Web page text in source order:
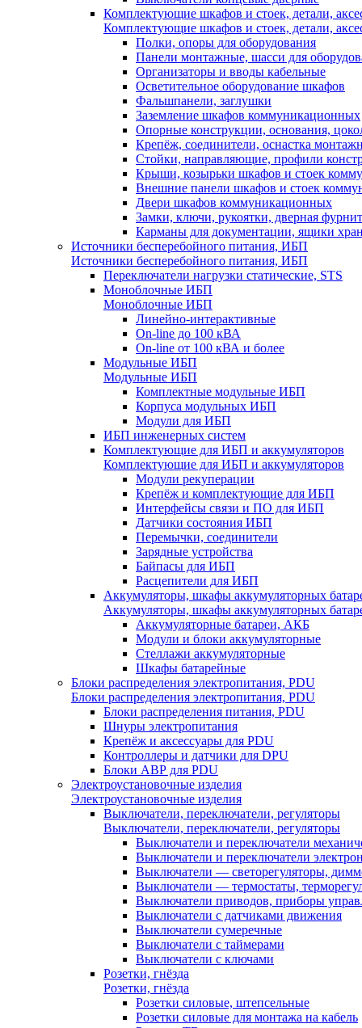
Комплектующие шкафов и стоек, детали,
Комплектующие шкафов и стоек, детали,
Полки, опоры для оборудования
Панели монтажные, шасси для
Организаторы и вводы кабельные
Осветительное оборудование шкафов
Фальшпанели, заглушки
Заземление шкафов коммуникационных
Опорные конструкции, основания,
Крепёж, соединители, оснастка
Стойки, направляющие, профили
Крыши, козырьки шкафов и стоек
Внешние панели шкафов и стоек
Двери шкафов коммуникационных
Замки, ключи, рукоятки, дверная
Карманы для документации, ящики
Источники бесперебойного питания, ИБП
Источники бесперебойного питания, ИБП
Переключатели нагрузки статические, STS
Моноблочные ИБП
Моноблочные ИБП
Линейно-интерактивные
On-line до 100 кВА
On-line от 100 кВА и более
Модульные ИБП
Модульные ИБП
Комплектные модульные ИБП
Корпуса модульных ИБП
Модули для ИБП
ИБП инженерных систем
Комплектующие для ИБП и аккумуляторов
Комплектующие для ИБП и аккумуляторов
Модули рекуперации
Крепёж и комплектующие для ИБП
Интерфейсы связи и ПО для ИБП
Датчики состояния ИБП
Перемычки, соединители
Зарядные устройства
Байпасы для ИБП
Расцепители для ИБП
Аккумуляторы, шкафы аккумуляторных
Аккумуляторы, шкафы аккумуляторных
Аккумуляторные батареи, АКБ
Модули и блоки аккумуляторные
Стеллажи аккумуляторные
Шкафы батарейные
Блоки распределения электропитания, PDU
Блоки распределения электропитания, PDU
Блоки распределения питания, PDU
Шнуры электропитания
Крепёж и аксессуары для PDU
Контроллеры и датчики для DPU
Блоки АВР для PDU
Электроустановочные изделия
Электроустановочные изделия
Выключатели, переключатели, регуляторы
Выключатели, переключатели, регуляторы
Выключатели и переключатели
Выключатели и переключатели
Выключатели — светорегуляторы,
Выключатели — термостаты,
Выключатели приводов, приборы
Выключатели с датчиками движения
Выключатели сумеречные
Выключатели с таймерами
Выключатели с ключами
Розетки, гнёзда
Розетки, гнёзда
Розетки силовые, штепсельные
Розетки силовые для монтажа на кабель